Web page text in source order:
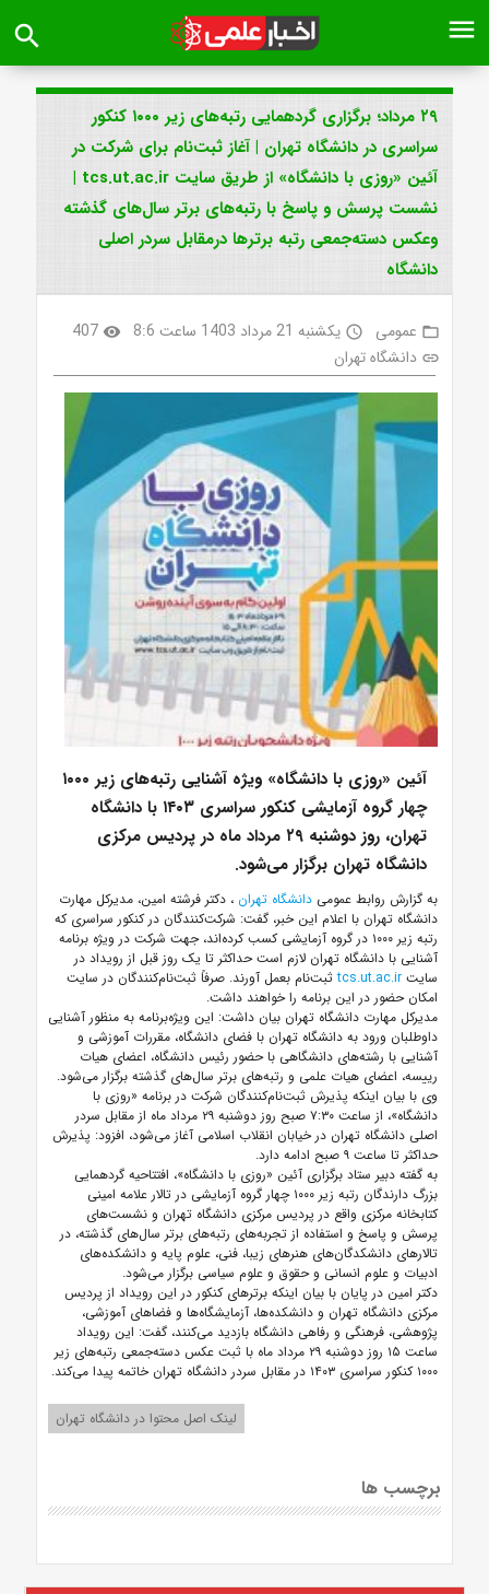
menu
search
۲۹ مرداد؛ برگزاری گردهمایی رتبه‌های زیر ۱۰۰۰ کنکور
سراسری در دانشگاه تهران | آغاز ثبت‌نام برای شرکت در
آئین «روزی با دانشگاه» از طریق سایت tcs.ut.ac.ir |
نشست پرسش و پاسخ با رتبه‌های برتر سال‌های گذشته
وعکس دسته‌جمعی رتبه برترها درمقابل سردر اصلی
دانشگاه
folder_open عمومی access_time یکشنبه 21 مرداد 1403 ساعت 8:6 visibility
407
link دانشگاه تهران
آئین «روزی با دانشگاه» ویژه آشنایی رتبه‌های زیر ۱۰۰۰
چهار گروه آزمایشی کنکور سراسری ۱۴۰۳ با دانشگاه
تهران، روز دوشنبه ۲۹ مرداد ماه در پردیس مرکزی
دانشگاه تهران برگزار می‌شود.
به گزارش روابط عمومی دانشگاه تهران ، دکتر فرشته امین، مدیرکل مهارت
دانشگاه تهران با اعلام این خبر، گفت: شرکت‌کنندگان در کنکور سراسری که
رتبه زیر ۱۰۰۰ در گروه آزمایشی کسب کرده‌اند، جهت شرکت در ویژه برنامه
آشنایی با دانشگاه تهران لازم است حداکثر تا یک روز قبل از رویداد در
سایت tcs.ut.ac.ir ثبت‌نام بعمل آورند. صرفاً ثبت‌نام‌کنندگان در سایت
امکان حضور در این برنامه را خواهند داشت.
مدیرکل مهارت دانشگاه تهران بیان داشت: این ویژه‌برنامه به منظور آشنایی
داوطلبان ورود به دانشگاه تهران با فضای دانشگاه، مقررات آموزشی و
آشنایی با رشته‌های دانشگاهی با حضور رئیس دانشگاه، اعضای هیات
رییسه، اعضای هیات علمی و رتبه‌های برتر سال‌های گذشته برگزار می‌شود.
وی با بیان اینکه پذیرش ثبت‌نام‌کنندگان شرکت در برنامه «روزی با
دانشگاه»، از ساعت ۷:۳۰ صبح روز دوشنبه ۲۹ مرداد ماه از مقابل سردر
اصلی دانشگاه تهران در خیابان انقلاب اسلامی آغاز می‌شود، افزود: پذیرش
حداکثر تا ساعت ۹ صبح ادامه دارد.
به گفته دبیر ستاد برگزاری آئین «روزی با دانشگاه»، افتتاحیه گردهمایی
بزرگ دارندگان رتبه زیر ۱۰۰۰ چهار گروه آزمایشی در تالار علامه امینی
کتابخانه مرکزی واقع در پردیس مرکزی دانشگاه تهران و نشست‌های
پرسش و پاسخ و استفاده از تجربه‌های رتبه‌های برتر سال‌های گذشته، در
تالارهای دانشکدگان‌های هنرهای زیبا، فنی، علوم پایه و دانشکده‌های
ادبیات و علوم انسانی و حقوق و علوم سیاسی برگزار می‌شود.
دکتر امین در پایان با بیان اینکه برترهای کنکور در این رویداد از پردیس
مرکزی دانشگاه تهران و دانشکده‌ها، آزمایشگاه‌ها و فضاهای آموزشی،
پژوهشی، فرهنگی و رفاهی دانشگاه بازدید می‌کنند، گفت: این رویداد
ساعت ۱۵ روز دوشنبه ۲۹ مرداد ماه با ثبت عکس دسته‌جمعی رتبه‌های زیر
۱۰۰۰ کنکور سراسری ۱۴۰۳ در مقابل سردر دانشگاه تهران خاتمه پیدا می‌کند.
لینک اصل محتوا در دانشگاه تهران
برچسب ها